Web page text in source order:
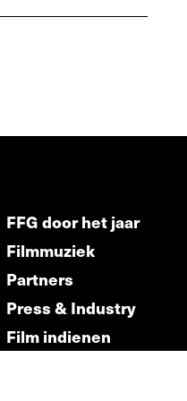
FFG door het jaar
Filmmuziek
Partners
Press & Industry
Film indienen